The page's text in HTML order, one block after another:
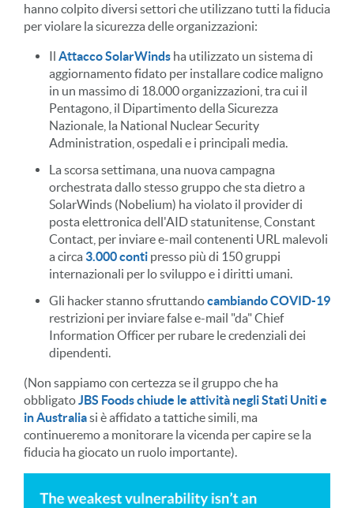
hanno colpito diversi settori che utilizzano tutti la fiducia
per violare la sicurezza delle organizzazioni:
Il Attacco SolarWinds ha utilizzato un sistema di
aggiornamento fidato per installare codice maligno
in un massimo di 18.000 organizzazioni, tra cui il
Pentagono, il Dipartimento della Sicurezza
Nazionale, la National Nuclear Security
Administration, ospedali e i principali media.
La scorsa settimana, una nuova campagna
orchestrata dallo stesso gruppo che sta dietro a
SolarWinds (Nobelium) ha violato il provider di
posta elettronica dell'AID statunitense, Constant
Contact, per inviare e-mail contenenti URL malevoli
a circa 3.000 conti presso più di 150 gruppi
internazionali per lo sviluppo e i diritti umani.
Gli hacker stanno sfruttandocambiando COVID-19
restrizioni per inviare false e-mail "da" Chief
Information Officer per rubare le credenziali dei
dipendenti.
(Non sappiamo con certezza se il gruppo che ha
obbligato JBS Foods chiude le attività negli Stati Uniti e
in Australiasi è affidato a tattiche simili, ma
continueremo a monitorare la vicenda per capire se la
fiducia ha giocato un ruolo importante).